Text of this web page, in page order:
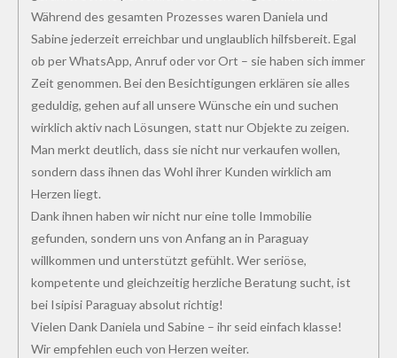
Während des gesamten Prozesses waren Daniela und
Sabine jederzeit erreichbar und unglaublich hilfsbereit. Egal
ob per WhatsApp, Anruf oder vor Ort – sie haben sich immer
Zeit genommen. Bei den Besichtigungen erklären sie alles
geduldig, gehen auf all unsere Wünsche ein und suchen
wirklich aktiv nach Lösungen, statt nur Objekte zu zeigen.
Man merkt deutlich, dass sie nicht nur verkaufen wollen,
sondern dass ihnen das Wohl ihrer Kunden wirklich am
Herzen liegt.
Dank ihnen haben wir nicht nur eine tolle Immobilie
gefunden, sondern uns von Anfang an in Paraguay
willkommen und unterstützt gefühlt. Wer seriöse,
kompetente und gleichzeitig herzliche Beratung sucht, ist
bei Isipisi Paraguay absolut richtig!
Vielen Dank Daniela und Sabine – ihr seid einfach klasse!
Wir empfehlen euch von Herzen weiter.